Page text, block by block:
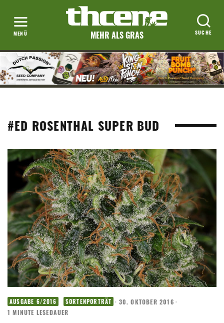
MEHR ALS GRAS
#ED ROSENTHAL SUPER BUD
AUSGABE 6/2016 SORTENPORTRÄT · 30. OKTOBER 2016 ·
1 MINUTE LESEDAUER